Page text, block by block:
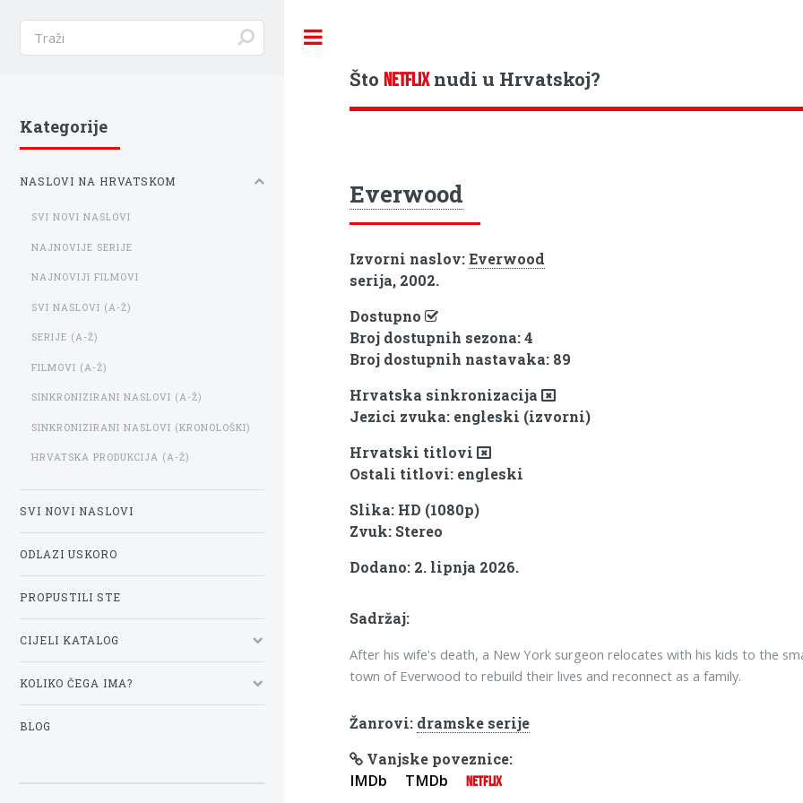
ŠtoNETFLIXnudi u Hrvatskoj?
Everwood
Izvorni naslov:Everwood
serija, 2002.
Dostupno
Broj dostupnih sezona: 4
Broj dostupnih nastavaka: 89
Hrvatska sinkronizacija
Jezici zvuka: engleski (izvorni)
Hrvatski titlovi
Ostali titlovi: engleski
Slika: HD (1080p)
Zvuk: Stereo
Dodano: 2. lipnja 2026.
Sadržaj:
After his wife's death, a New York surgeon relocates with his kids to the
town of Everwood to rebuild their lives and reconnect as a family.
Žanrovi: dramske serije
Vanjske poveznice:
IMDb TMDb NETFLIX
Kategorije
NASLOVI NA HRVATSKOM
SVI NOVI NASLOVI
NAJNOVIJE SERIJE
NAJNOVIJI FILMOVI
SVI NASLOVI (A-Ž)
SERIJE (A-Ž)
FILMOVI (A-Ž)
SINKRONIZIRANI NASLOVI (A-Ž)
SINKRONIZIRANI NASLOVI (KRONOLOŠKI)
HRVATSKA PRODUKCIJA (A-Ž)
SVI NOVI NASLOVI
ODLAZI USKORO
PROPUSTILI STE
CIJELI KATALOG
KOLIKO ČEGA IMA?
BLOG
Toggle